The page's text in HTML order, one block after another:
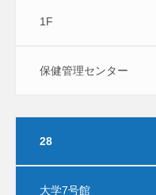
1F
保健管理センター
28
大学7号館